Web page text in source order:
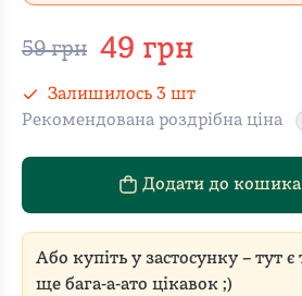
59грн 49 грн
Залишилось 3 шт
Рекомендована роздрібна ціна
Додати до кошика
Або купіть у застосунку – тут
ще бага-а-ато цікавок ;)